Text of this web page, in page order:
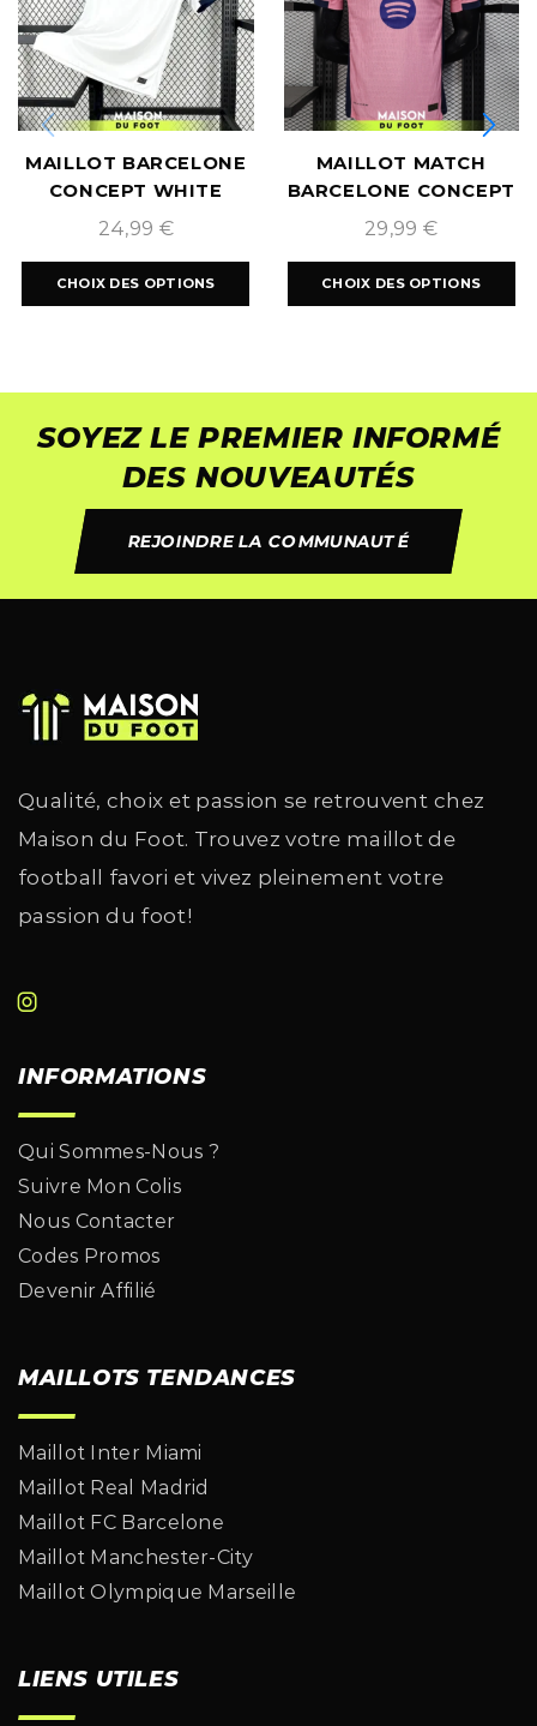
MAILLOT BARCELONE
CONCEPT WHITE
2025/2026
24,99 €
CHOIX DES OPTIONS
MAILLOT MATCH
BARCELONE CONCEPT
ROSE 2025/2026
29,99 €
CHOIX DES OPTIONS
SOYEZ LE PREMIER INFORMÉ
DES NOUVEAUTÉS
REJOINDRE LA COMMUNAUTÉ
Qualité, choix et passion se retrouvent chez
Maison du Foot. Trouvez votre maillot de
football favori et vivez pleinement votre
passion du foot!
INFORMATIONS
Qui Sommes-Nous ?
Suivre Mon Colis
Nous Contacter
Codes Promos
Devenir Affilié
MAILLOTS TENDANCES
Maillot Inter Miami
Maillot Real Madrid
Maillot FC Barcelone
Maillot Manchester-City
Maillot Olympique Marseille
LIENS UTILES